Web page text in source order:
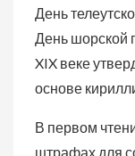
День
День шорской
XIX веке
основе
В первом
штрафах для